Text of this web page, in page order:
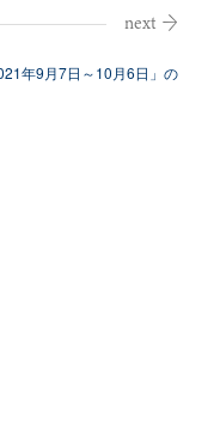
年9月7日～10月6日」の